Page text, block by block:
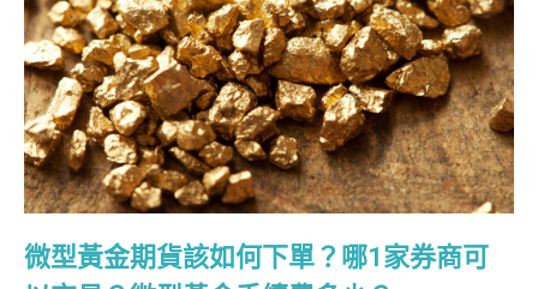
微型黃金期貨該如何下單？哪1家券商可